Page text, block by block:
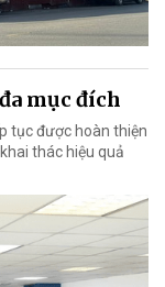
mục đích
tục được hoàn thiện
thác hiệu quả